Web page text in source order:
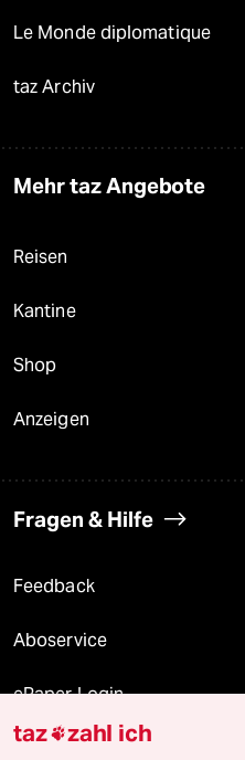
Le Monde diplomatique
taz Archiv
Mehr taz Angebote
Reisen
Kantine
Shop
Anzeigen
Fragen & Hilfe
Feedback
Aboservice
ePaper Login
Downloads für Abonnierende
taz zahl ich